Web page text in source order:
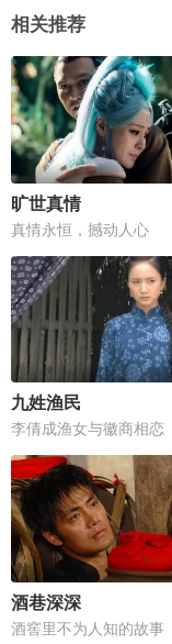
相关推荐
旷世真情
真情永恒，撼动人心
九姓渔民
李倩成渔女与徽商相恋
酒巷深深
酒窖里不为人知的故事